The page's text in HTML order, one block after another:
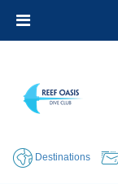
Destinations